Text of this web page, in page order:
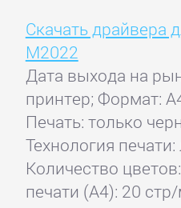
Скачать драйвера
M2022
Дата выхода на
принтер; Формат:
Печать: только
Технология
Количество
печати (А4): 20